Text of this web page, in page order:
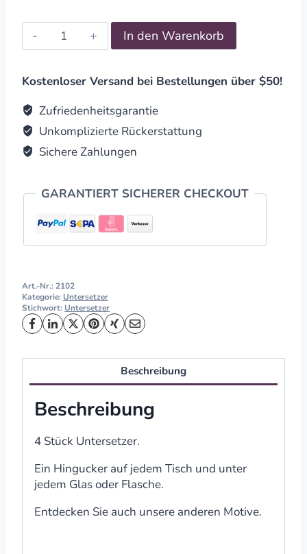
Untersetzer
Set
invert
d95mm
4Stück
/
Packung
In den Warenkorb
Kostenloser Versand bei Bestellungen über $50!
Zufriedenheitsgarantie
Unkomplizierte Rückerstattung
Sichere Zahlungen
GARANTIERT SICHERER CHECKOUT
Art.-Nr.:2102
Kategorie: Untersetzer
Stichwort: Untersetzer
Beschreibung
Beschreibung
4 Stück Untersetzer.
Ein Hingucker auf jedem Tisch und unter
jedem Glas oder Flasche.
Entdecken Sie auch unsere anderen Motive.